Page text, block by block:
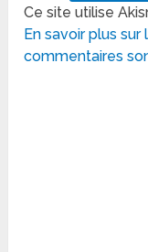
Ce site utilise
En savoir plus
commentaires